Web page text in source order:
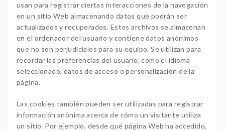
usan para registrar ciertas interacciones de la navegación
en un sitio Web almacenando datos que podrán ser
actualizados y recuperados. Estos archivos se almacenan
en el ordenador del usuario y contiene datos anónimos
que no son perjudiciales para su equipo. Se utilizan para
recordar las preferencias del usuario, como el idioma
seleccionado, datos de acceso o personalización de la
página.
Las cookies también pueden ser utilizadas para registrar
información anónima acerca de cómo un visitante utiliza
un sitio. Por ejemplo, desde qué página Web ha accedido,